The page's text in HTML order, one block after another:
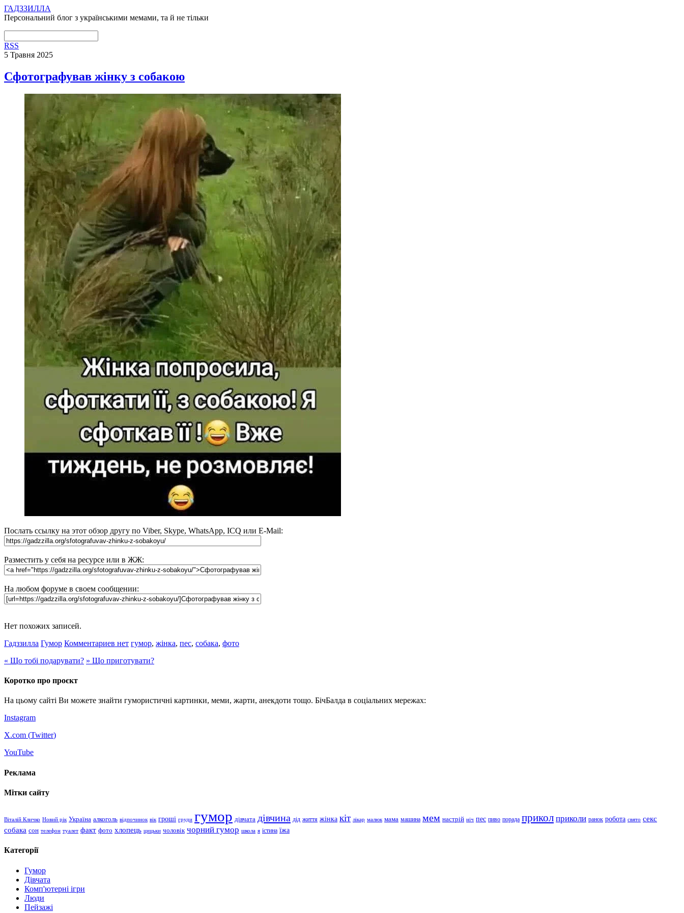
ГАДЗЗИЛЛА
Персональний блог з українськими мемами, та й не тільки
RSS
5 Травня 2025
Сфотографував жінку з собакою
Послать ссылку на этот обзор другу по Viber, Skype, WhatsApp, ICQ или E-Mail:
Разместить у себя на ресурсе или в ЖЖ:
На любом форуме в своем сообщении:
Нет похожих записей.
Гадззилла Гумор Комментариев нет гумор, жінка, пес, собака, фото
« Що тобі подарувати? » Що приготувати?
Коротко про проєкт
На цьому сайті Ви можете знайти гумористичні картинки, меми, жарти, анекдоти тощо. БічБалда в соціальних мережах:
Instagram
X.com (Twitter)
YouTube
Реклама
Мітки сайту
Віталій Кличко Новий рік Україна алкоголь відпочинок вік гроші груди гумор дівчата дівчина дід життя жінка кіт лікар малюк мама машина мем настрій ніч пес пиво порада прикол приколи ранок робота свято секс
собака сон телефон туалет факт фото хлопець цицьки чоловік чорний гумор школа я істина їжа
Категорії
Гумор
Дівчата
Комп'ютерні ігри
Люди
Пейзажі